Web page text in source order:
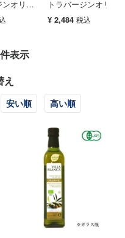
ンオリー
セッ
トラバージンオリー
ブオイル(瓶)(500ml)
¥ 2,484 税込
え
安い順 高い順
件表示